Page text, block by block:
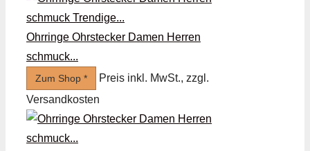
Ohrringe Ohrstecker Damen Herren
schmuck...
Zum Shop *
Preis inkl. MwSt., zzgl.
Versandkosten